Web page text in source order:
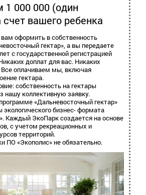
1 000 000 (один
вашего ребенка
оформить в собственность
гектар», а вы передаете
с государственной регистрацией
доплат для вас. Никаких
Все оплачиваем мы, включая
гектара.
собственность на гектары
нашу коллективную заявку.
«Дальневосточный гектар»
экологического бизнес- формата
Каждый ЭкоПарк создается на основе
с учетом рекреационных и
территорий.
ПО «Экополис» не обязательно.